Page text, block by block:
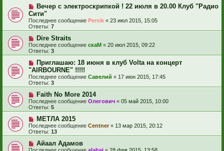
Вечер с электроскрипкой ! 22 июля в 20.00 Клуб "Радио
Сити"
Последнее сообщение Persik « 23 июл 2015, 15:05
Ответы: 7
Dire Straits
Последнее сообщение скаМ « 20 июл 2015, 09:22
Ответы: 3
Приглашаю: 18 июня в клуб Volta на концерт
"AIRBOURNE" !!!!!
Последнее сообщение Савелий « 17 июн 2015, 17:45
Ответы: 3
Faith No More 2014
Последнее сообщение Олегович « 05 май 2015, 10:00
Ответы: 5
МЕТЛА 2015
Последнее сообщение Centner« 13 мар 2015, 20:12
Ответы: 13
Айаал Адамов